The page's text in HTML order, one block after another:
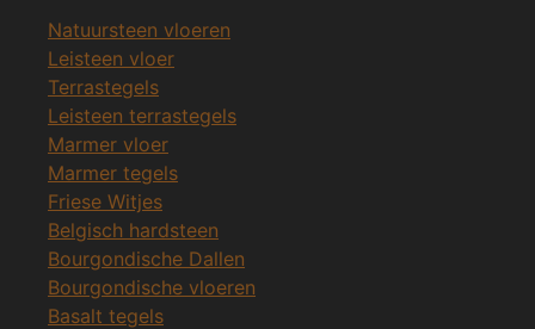
Natuursteen vloeren
Leisteen vloer
Terrastegels
Leisteen terrastegels
Marmer vloer
Marmer tegels
Friese Witjes
Belgisch hardsteen
Bourgondische Dallen
Bourgondische vloeren
Basalt tegels